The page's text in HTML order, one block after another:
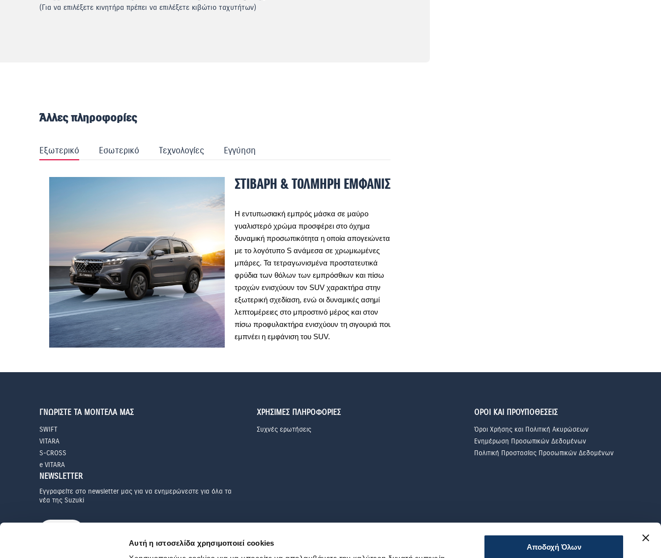
Αυτή η ιστοσελίδα χρησιμοποιεί cookies
Αποδοχή Όλων
(Για να επιλέξετε κινητήρα πρέπει να επιλέξετε κιβώτιο ταχυτήτων)
Άλλες πληροφορίες
Εξωτερικό Εσωτερικό Τεχνολογίες Eγγύηση
ΣΤΙΒΑΡΗ & ΤΟΛΜΗΡΗ ΕΜΦΑΝΙΣΗ
Η εντυπωσιακή εμπρός μάσκα σε μαύρο
γυαλιστερό χρώμα προσφέρει στο όχημα
δυναμική προσωπικότητα η οποία απογειώνεται
με το λογότυπο S ανάμεσα σε χρωμιωμένες
μπάρες. Τα τετραγωνισμένα προστατευτικά
φρύδια των θόλων των εμπρόσθιων και πίσω
τροχών ενισχύουν τον SUV χαρακτήρα στην
εξωτερική σχεδίαση, ενώ οι δυναμικές ασημί
λεπτομέρειες στο μπροστινό μέρος και στον
πίσω προφυλακτήρα ενισχύουν τη σιγουριά που
εμπνέει η εμφάνιση του SUV.
ΓΝΩΡΙΣΤΕ ΤΑ ΜΟΝΤΕΛΑ ΜΑΣ
SWIFT
VITARA
S-CROSS
e VITARA
ΧΡΗΣΙΜΕΣ ΠΛΗΡΟΦΟΡΙΕΣ
Συχνές ερωτήσεις
ΟΡΟΙ ΚΑΙ ΠΡΟΥΠΟΘΕΣΕΙΣ
Όροι Χρήσης και Πολιτική Ακυρώσεων
Ενημέρωση Προσωπικών Δεδομένων
Πολιτική Προστασίας Προσωπικών Δεδομένων
NEWSLETTER
Εγγραφείτε στο newsletter μας για να ενημερώνεστε για όλα τα
νέα της Suzuki